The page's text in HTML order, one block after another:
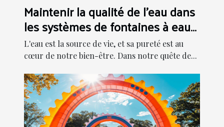
Maintenir la qualité de l'eau dans
les systèmes de fontaines à eau
modernes
L'eau est la source de vie, et sa pureté est au
cœur de notre bien-être. Dans notre quête de...